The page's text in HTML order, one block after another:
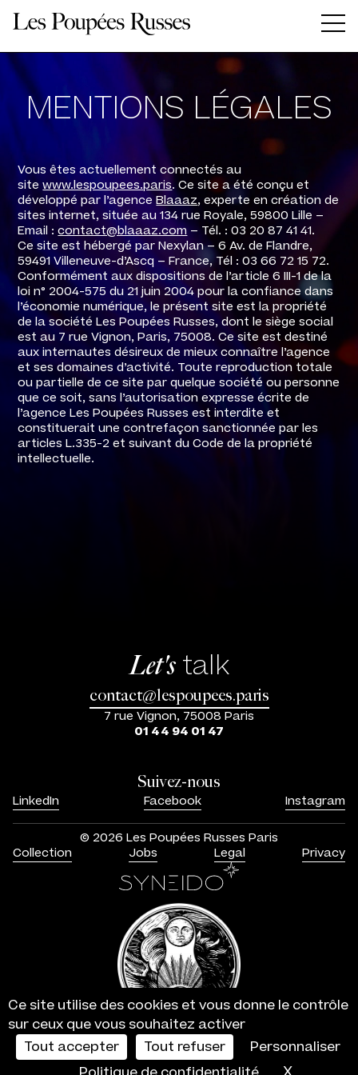
Ce site utilise des cookies et vous donne le contrôle
sur ceux que vous souhaitez activer
Tout accepter
Tout refuser
Personnaliser
MENTIONS LÉGALES
Vous êtes actuellement connectés au
sitewww.lespoupees.paris. Ce site a été conçu et
développé par l’agenceBlaaaz, experte en création de
sites internet, située au 134 rue Royale, 59800 Lille –
Email :contact@blaaaz.com– Tél. : 03 20 87 41 41.
Ce site est hébergé par Nexylan – 6 Av. de Flandre,
59491 Villeneuve-d’Ascq – France, Tél : 03 66 72 15 72.
Conformément aux dispositions de l’article 6 III-1 de la
loi n° 2004-575 du 21 juin 2004 pour la confiance dans
l’économie numérique, le présent site est la propriété
de la société Les Poupées Russes, dont le siège social
est au 7 rue Vignon, Paris, 75008. Ce site est destiné
aux internautes désireux de mieux connaître l’agence
et ses domaines d’activité. Toute reproduction totale
ou partielle de ce site par quelque société ou personne
que ce soit, sans l’autorisation expresse écrite de
l’agence Les Poupées Russes est interdite et
constituerait une contrefaçon sanctionnée par les
articles L.335-2 et suivant du Code de la propriété
intellectuelle.
Let'stalk
contact@lespoupees.paris
7 rue Vignon, 75008 Paris
01 44 94 01 47
Suivez-nous
LinkedIn Facebook Instagram
© 2026 Les Poupées Russes Paris
Collection
Jobs Legal Privacy